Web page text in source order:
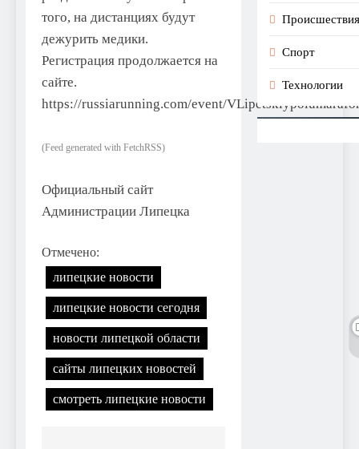
того, на дистанциях будут
дежурить медики.
Регистрация продолжается на
сайте.
https://russiarunning.com/event/
(Feed generated with FetchRSS)
Официальный сайт
Администрации Липецка
Отмечено:
липецкие новости
липецкие новости сегодня
новости липецкой области
сайты липецких новостей
смотреть липецкие новости
Происшествия
Спорт
Технологии